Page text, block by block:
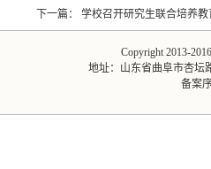
下一篇：
学校召开研究生联合培养
Copyright 2013-
地址：山东省曲阜市杏坛
备案